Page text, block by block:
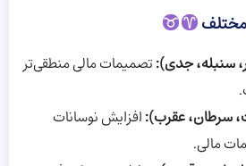
سنبله، جدی):تصمیمات مالی منطقی‌تر
سرطان، عقرب):افزایش نوسانات
مالی.